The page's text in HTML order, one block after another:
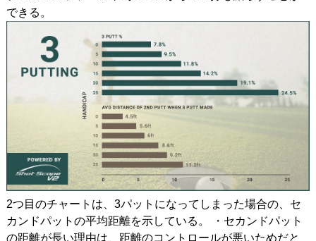
できる。
2つ目のチャートは、3パットになってしまった場合の、セ
カンドパットの平均距離を示している。 ・セカンドパット
の距離が長い理由は、距離のコントロールが悪いためだと